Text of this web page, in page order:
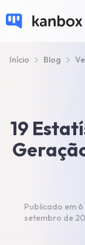
Início Blog
19
Publicado em 6
setembro de